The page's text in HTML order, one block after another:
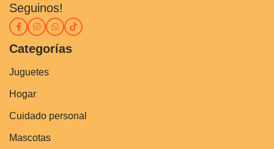
Seguinos!
Categorías
Juguetes
Hogar
Cuidado personal
Mascotas